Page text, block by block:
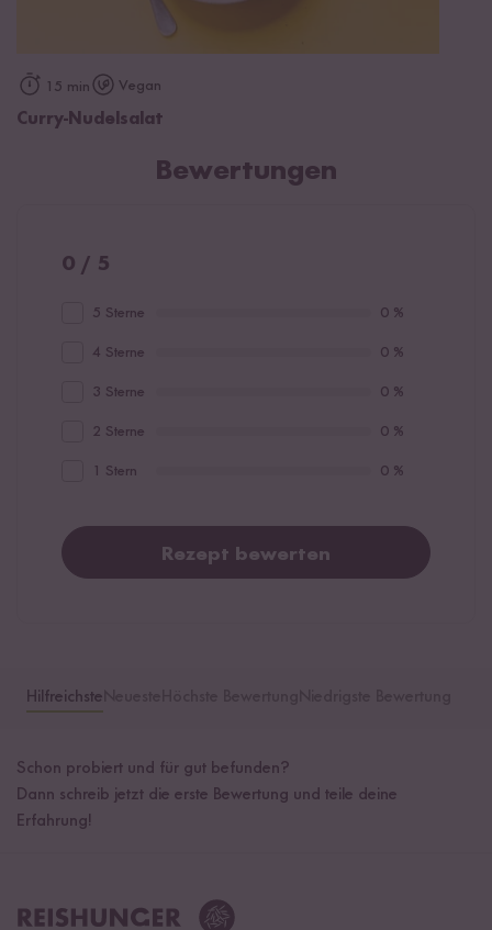
15 min Vegan
Curry-Nudelsalat
Bewertungen
0 / 5
5 Sterne 0 %
4 Sterne 0 %
3 Sterne 0 %
2 Sterne 0 %
1 Stern 0 %
Rezept bewerten
Hilfreichste
Schon probiert und für gut befunden?
Dann schreib jetzt die erste Bewertung und teile deine
Erfahrung!